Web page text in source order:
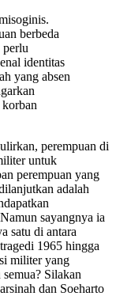
berbeda
perlu
identitas
yang absen
perempuan di
untuk
perempuan yang
adalah
sayangnya ia
satu di antara
1965 hingga
militer yang
Silakan
dan Soeharto